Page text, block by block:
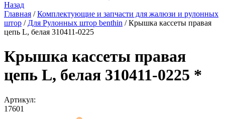
Назад
Главная / Комплектующие и запчасти для жалюзи и рулонных
штор / Для Рулонных штор benthin / Крышка кассеты правая
цепь L, белая 310411-0225
Крышка кассеты правая
цепь L, белая 310411-0225 *
Артикул:
17601